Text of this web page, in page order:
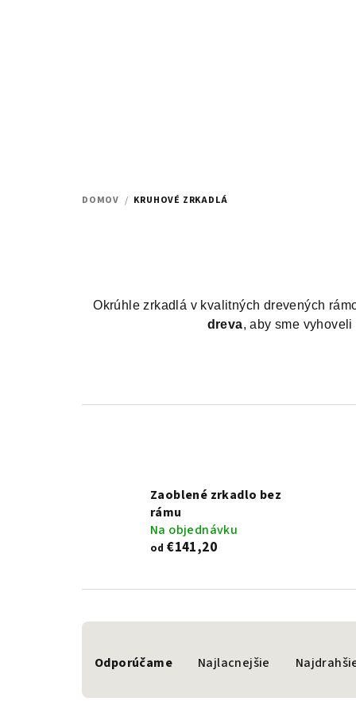
DOMOV / KRUHOVÉ ZRKADLÁ
Okrúhle zrkadlá v kvalitných drevených
dreva, aby sme
Zaoblené zrkadlo bez
rámu
Na objednávku
od €141,20
a
d
Odporúčame Najlacnejšie